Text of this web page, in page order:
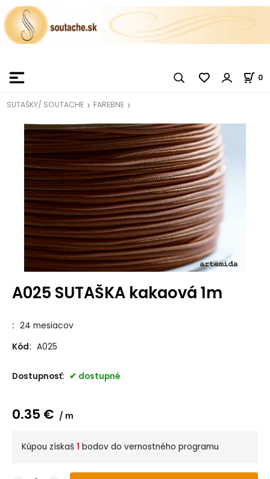
0
SUTAŠKY/ SOUTACHE FAREBNE
A025 SUTAŠKA kakaová 1m
: 24 mesiacov
Kód: A025
Dostupnosť: dostupné
0.35 € m
Kúpou získaš 1 bodov do vernostného programu